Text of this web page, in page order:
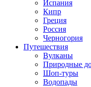
Испания
Кипр
Греция
Россия
Черногория
Путешествия
Вулканы
Природные
Шоп-туры
Водопады